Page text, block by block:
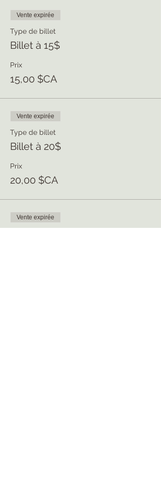
Vente expirée
Type de billet
Billet à 15$
Prix
15,00 $CA
Vente expirée
Type de billet
Billet à 20$
Prix
20,00 $CA
Vente expirée